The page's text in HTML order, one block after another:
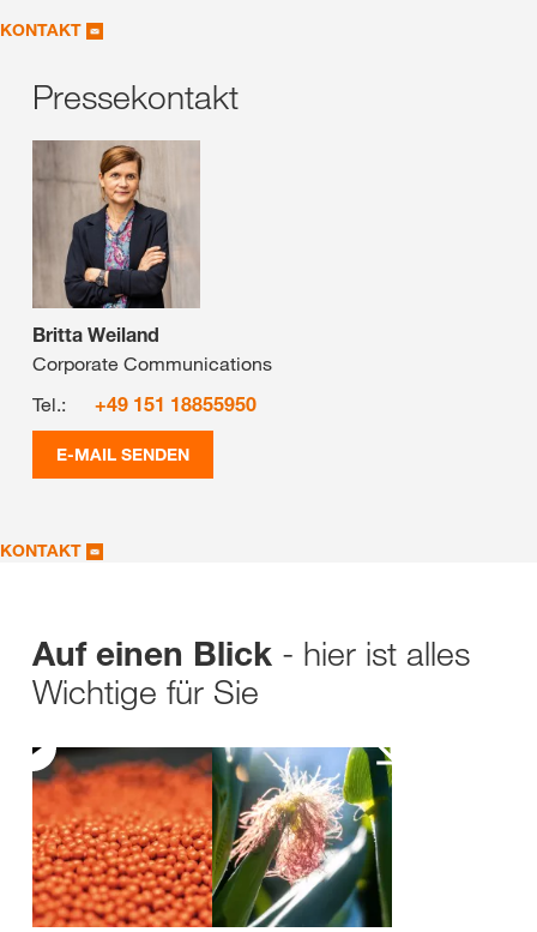
KONTAKT
Pressekontakt
Britta Weiland
Corporate Communications
Tel.:
+49 151 18855950
E-MAIL SENDEN
KONTAKT
Auf einen Blick - hier ist alles
Wichtige für Sie